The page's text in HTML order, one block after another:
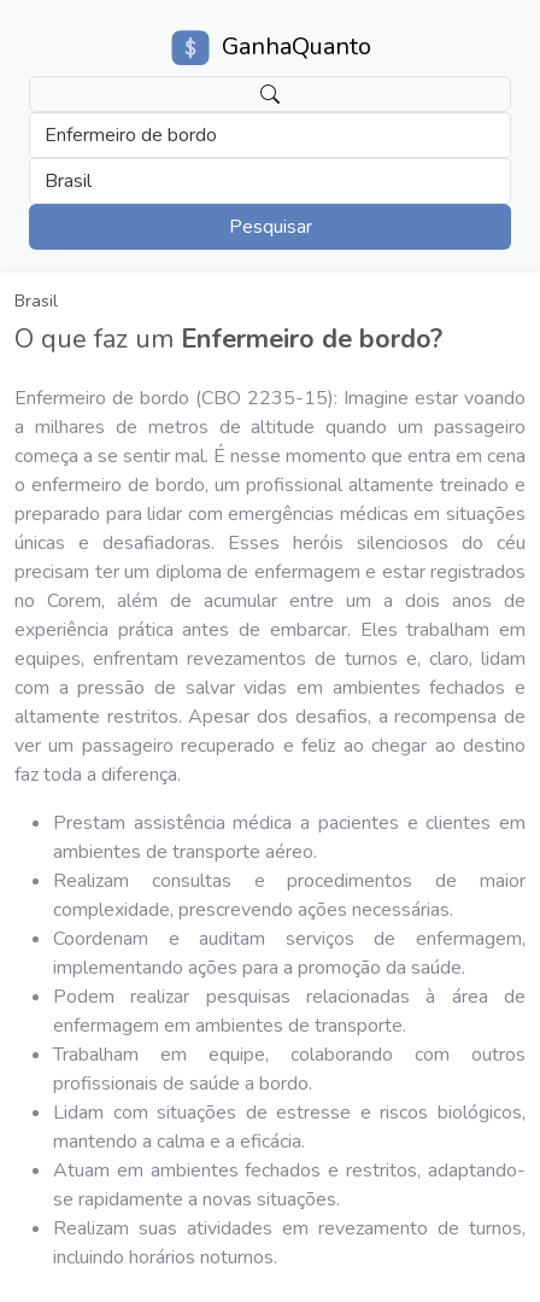
GanhaQuanto
Enfermeiro de bordo
Brasil
Pesquisar
Brasil
O que faz um Enfermeiro de bordo?
Enfermeiro de bordo (CBO 2235-15): Imagine estar voando
a milhares de metros de altitude quando um passageiro
começa a se sentir mal. É nesse momento que entra em cena
o enfermeiro de bordo, um profissional altamente treinado e
preparado para lidar com emergências médicas em situações
únicas e desafiadoras. Esses heróis silenciosos do céu
precisam ter um diploma de enfermagem e estar registrados
no Corem, além de acumular entre um a dois anos de
experiência prática antes de embarcar. Eles trabalham em
equipes, enfrentam revezamentos de turnos e, claro, lidam
com a pressão de salvar vidas em ambientes fechados e
altamente restritos. Apesar dos desafios, a recompensa de
ver um passageiro recuperado e feliz ao chegar ao destino
faz toda a diferença.
Prestam assistência médica a pacientes e clientes em
ambientes de transporte aéreo.
Realizam consultas e procedimentos de maior
complexidade, prescrevendo ações necessárias.
Coordenam e auditam serviços de enfermagem,
implementando ações para a promoção da saúde.
Podem realizar pesquisas relacionadas à área de
enfermagem em ambientes de transporte.
Trabalham em equipe, colaborando com outros
profissionais de saúde a bordo.
Lidam com situações de estresse e riscos biológicos,
mantendo a calma e a eficácia.
Atuam em ambientes fechados e restritos, adaptando-
se rapidamente a novas situações.
Realizam suas atividades em revezamento de turnos,
incluindo horários noturnos.